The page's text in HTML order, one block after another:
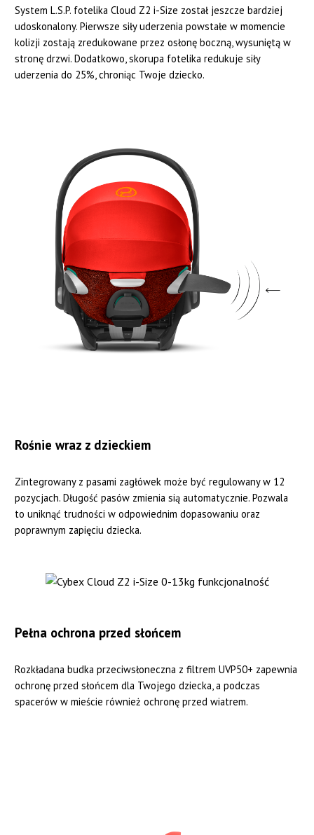
System L.S.P. fotelika Cloud Z2 i-Size został jeszcze bardziej
udoskonalony. Pierwsze siły uderzenia powstałe w momencie
kolizji zostają zredukowane przez osłonę boczną, wysuniętą w
stronę drzwi. Dodatkowo, skorupa fotelika redukuje siły
uderzenia do 25%, chroniąc Twoje dziecko.
Rośnie wraz z dzieckiem
Zintegrowany z pasami zagłówek może być regulowany w 12
pozycjach. Długość pasów zmienia sią automatycznie. Pozwala
to uniknąć trudności w odpowiednim dopasowaniu oraz
poprawnym zapięciu dziecka.
Pełna ochrona przed słońcem
Rozkładana budka przeciwsłoneczna z filtrem UVP50+ zapewnia
ochronę przed słońcem dla Twojego dziecka, a podczas
spacerów w mieście również ochronę przed wiatrem.